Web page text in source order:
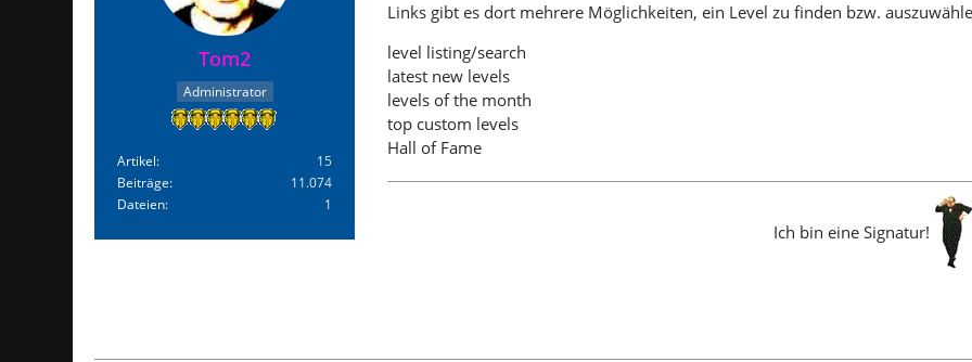
Tom2
Administrator
Artikel
15
Beiträge
11.074
Dateien
1
Links gibt es dort mehrere Möglichkeiten, ein Level zu finden bzw.
level listing/search
latest new levels
levels of the month
top custom levels
Hall of Fame
Ich bin eine Signatur!